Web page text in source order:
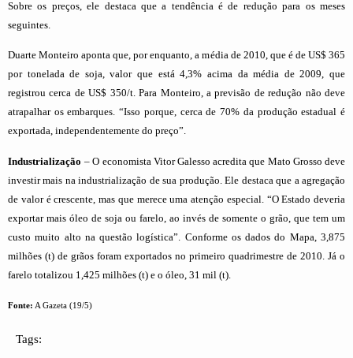
Sobre os preços, ele destaca que a tendência é de redução para os meses
seguintes.
Duarte Monteiro aponta que, por enquanto, a média de 2010, que é de US$ 365
por tonelada de soja, valor que está 4,3% acima da média de 2009, que
registrou cerca de US$ 350/t. Para Monteiro, a previsão de redução não deve
atrapalhar os embarques. “Isso porque, cerca de 70% da produção estadual é
exportada, independentemente do preço”.
Industrialização – O economista Vitor Galesso acredita que Mato Grosso deve
investir mais na industrialização de sua produção. Ele destaca que a agregação
de valor é crescente, mas que merece uma atenção especial. “O Estado deveria
exportar mais óleo de soja ou farelo, ao invés de somente o grão, que tem um
custo muito alto na questão logística”. Conforme os dados do Mapa, 3,875
milhões (t) de grãos foram exportados no primeiro quadrimestre de 2010. Já o
farelo totalizou 1,425 milhões (t) e o óleo, 31 mil (t).
Fonte: A Gazeta (19/5)
Tags: